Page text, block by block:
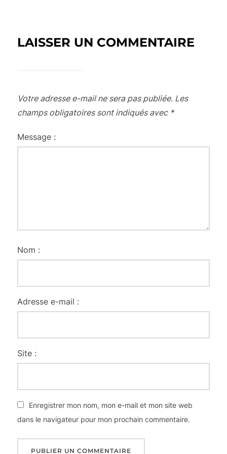
LAISSER UN COMMENTAIRE
Votre adresse e-mail ne sera pas publiée. Les
champs obligatoires sont indiqués avec *
Message :
Nom :
Adresse e-mail :
Site :
Enregistrer mon nom, mon e-mail et mon site web
dans le navigateur pour mon prochain commentaire.